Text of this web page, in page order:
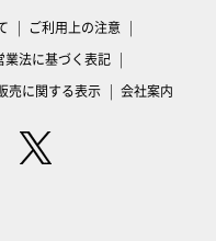
ご利用上の注意
業法に基づく表記
売に関する表示 会社案内